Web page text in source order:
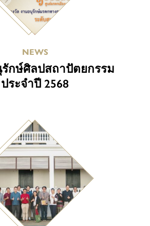
NEWS
กษ์ศิลปสถาปัตยกรรม
ประจำปี 2568